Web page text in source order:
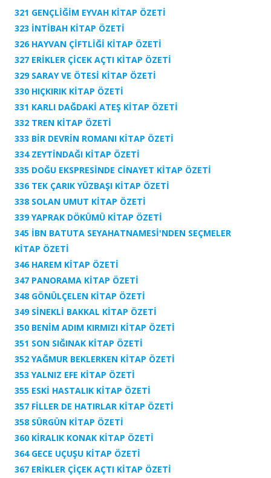
321 GENÇLİĞİM EYVAH KİTAP ÖZETİ
323 İNTİBAH KİTAP ÖZETİ
326 HAYVAN ÇİFTLİĞİ KİTAP ÖZETİ
327 ERİKLER ÇİCEK AÇTI KİTAP ÖZETİ
329 SARAY VE ÖTESİ KİTAP ÖZETİ
330 HIÇKIRIK KİTAP ÖZETİ
331 KARLI DAĞDAKİ ATEŞ KİTAP ÖZETİ
332 TREN KİTAP ÖZETİ
333 BİR DEVRİN ROMANI KİTAP ÖZETİ
334 ZEYTİNDAĞI KİTAP ÖZETİ
335 DOĞU EKSPRESİNDE CİNAYET KİTAP ÖZETİ
336 TEK ÇARIK YÜZBAŞI KİTAP ÖZETİ
338 SOLAN UMUT KİTAP ÖZETİ
339 YAPRAK DÖKÜMÜ KİTAP ÖZETİ
345 İBN BATUTA SEYAHATNAMESİ'NDEN SEÇMELER
KİTAP ÖZETİ
346 HAREM KİTAP ÖZETİ
347 PANORAMA KİTAP ÖZETİ
348 GÖNÜLÇELEN KİTAP ÖZETİ
349 SİNEKLİ BAKKAL KİTAP ÖZETİ
350 BENİM ADIM KIRMIZI KİTAP ÖZETİ
351 SON SIĞINAK KİTAP ÖZETİ
352 YAĞMUR BEKLERKEN KİTAP ÖZETİ
353 YALNIZ EFE KİTAP ÖZETİ
355 ESKİ HASTALIK KİTAP ÖZETİ
357 FİLLER DE HATIRLAR KİTAP ÖZETİ
358 SÜRGÜN KİTAP ÖZETİ
360 KİRALIK KONAK KİTAP ÖZETİ
364 GECE UÇUŞU KİTAP ÖZETİ
367 ERİKLER ÇİÇEK AÇTI KİTAP ÖZETİ